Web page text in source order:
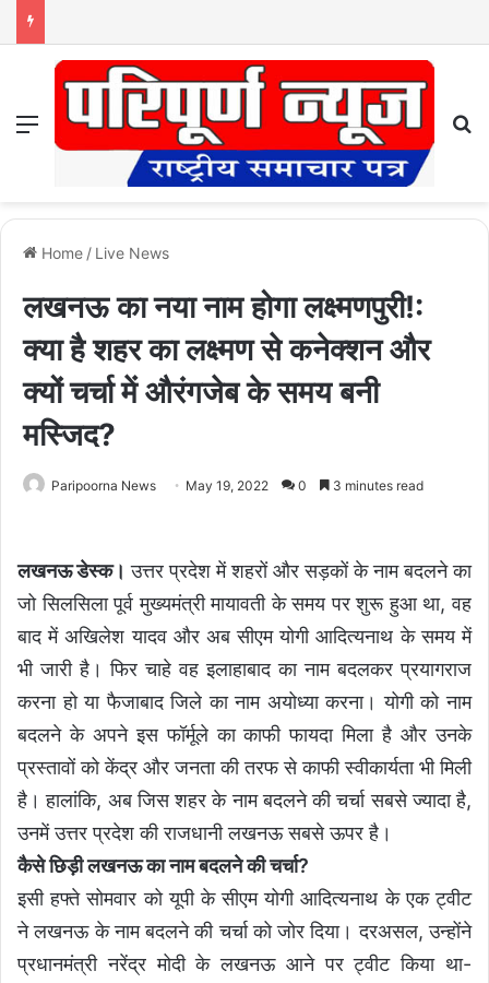
Menu
Home / Live News
लखनऊ का नया नाम होगा लक्ष्मणपुरी!:
क्या है शहर का लक्ष्मण से कनेक्शन और
क्यों चर्चा में औरंगजेब के समय बनी
मस्जिद?
Paripoorna News May 19, 2022 0 3 minutes read
लखनऊ डेस्क। उत्तर प्रदेश में शहरों और सड़कों के नाम बदलने का
जो सिलसिला पूर्व मुख्यमंत्री मायावती के समय पर शुरू हुआ था, वह
बाद में अखिलेश यादव और अब सीएम योगी आदित्यनाथ के समय में
भी जारी है। फिर चाहे वह इलाहाबाद का नाम बदलकर प्रयागराज
करना हो या फैजाबाद जिले का नाम अयोध्या करना। योगी को नाम
बदलने के अपने इस फॉर्मूले का काफी फायदा मिला है और उनके
प्रस्तावों को केंद्र और जनता की तरफ से काफी स्वीकार्यता भी मिली
है। हालांकि, अब जिस शहर के नाम बदलने की चर्चा सबसे ज्यादा है,
उनमें उत्तर प्रदेश की राजधानी लखनऊ सबसे ऊपर है।
कैसे छिड़ी लखनऊ का नाम बदलने की चर्चा?
इसी हफ्ते सोमवार को यूपी के सीएम योगी आदित्यनाथ के एक ट्वीट
ने लखनऊ के नाम बदलने की चर्चा को जोर दिया। दरअसल, उन्होंने
प्रधानमंत्री नरेंद्र मोदी के लखनऊ आने पर ट्वीट किया था-